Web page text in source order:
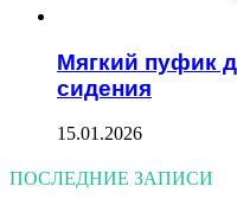
Мягкий пуфик
сидения
15.01.2026
ПОСЛЕДНИЕ ЗАПИСИ